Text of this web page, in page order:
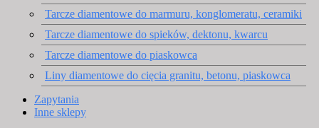
Tarcze diamentowe do marmuru, konglomeratu, ceramiki
Tarcze diamentowe do spieków, dektonu, kwarcu
Tarcze diamentowe do piaskowca
Liny diamentowe do cięcia granitu, betonu, piaskowca
Zapytania
Inne sklepy